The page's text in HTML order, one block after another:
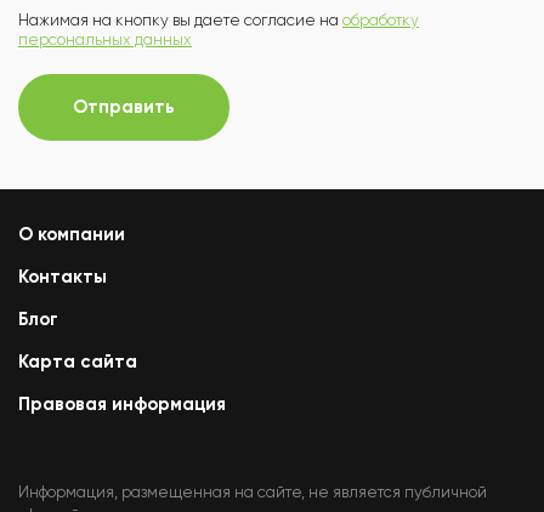
Нажимая на кнопку вы даете согласие на обработку
персональных данных
Отправить
О компании
Контакты
Блог
Карта сайта
Правовая информация
Информация, размещенная на сайте, не является публичной